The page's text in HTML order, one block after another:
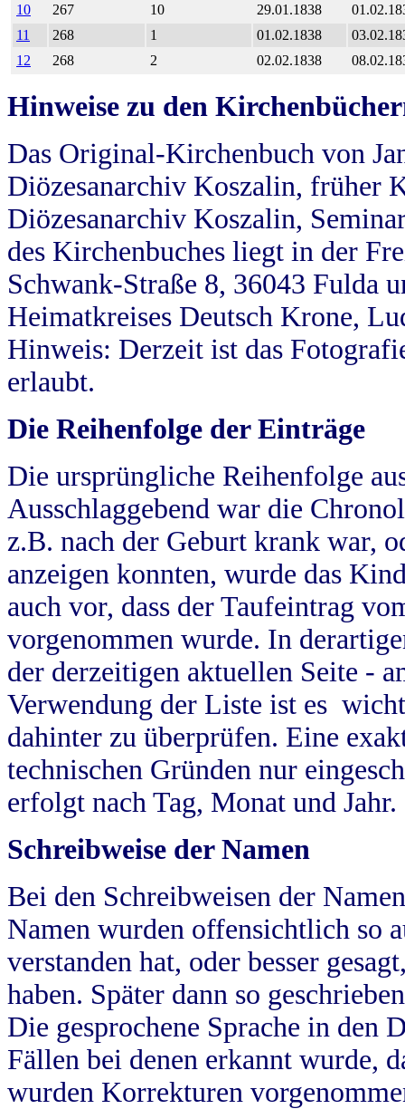
10
267 10 29.01.1838
11
268 1 01.02.1838
12
268 2 02.02.1838
Hinweise zu den
Das Original-Kirchenbuch von
Diözesanarchiv Koszalin, früher
Diözesanarchiv Koszalin,
des Kirchenbuches liegt in der
Schwank-Straße 8, 36043 Fulda
Heimatkreises Deutsch Krone,
Hinweis: Derzeit ist das
erlaubt.
Die Reihenfolge der Einträge
Die ursprüngliche Reihenfolge
Ausschlaggebend war die
z.B. nach der Geburt krank war,
anzeigen konnten, wurde das
auch vor, dass der Taufeintrag
vorgenommen wurde. In
der derzeitigen aktuellen Seite -
Verwendung der Liste ist es
dahinter zu überprüfen. Eine
technischen Gründen nur
erfolgt nach Tag, Monat und Jahr.
Schreibweise der Namen
Bei den Schreibweisen der
Namen wurden offensichtlich so
verstanden hat, oder besser
haben. Später dann so
Die gesprochene Sprache in
Fällen bei denen erkannt wurde,
wurden Korrekturen